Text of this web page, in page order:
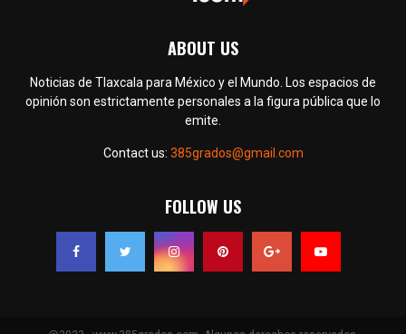
ABOUT US
Noticias de Tlaxcala para México y el Mundo. Los espacios de
opinión son estrictamente personales a la figura pública que lo
emite.
Contact us: 385grados@gmail.com
FOLLOW US